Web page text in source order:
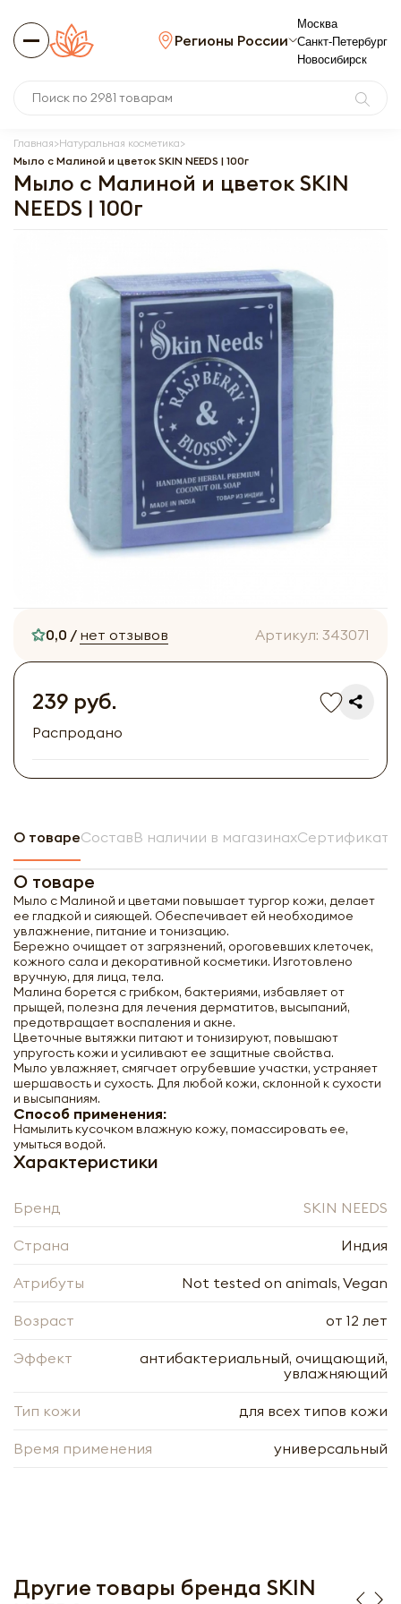
Регионы России
Москва
Санкт-Петербург
Новосибирск
Главная Натуральная косметика
Мыло с Малиной и цветок SKIN NEEDS | 100г
Мыло с Малиной и цветок SKIN
NEEDS | 100г
0,0 / нет отзывов Артикул: 343071
239 руб.
Распродано
О товареСоставВ наличии в магазинахСертификат
О товаре
Мыло с Малиной и цветами повышает тургор кожи, делает
ее гладкой и сияющей. Обеспечивает ей необходимое
увлажнение, питание и тонизацию.
Бережно очищает от загрязнений, ороговевших клеточек,
кожного сала и декоративной косметики. Изготовлено
вручную, для лица, тела.
Малина борется с грибком, бактериями, избавляет от
прыщей, полезна для лечения дерматитов, высыпаний,
предотвращает воспаления и акне.
Цветочные вытяжки питают и тонизируют, повышают
упругость кожи и усиливают ее защитные свойства.
Мыло увлажняет, смягчает огрубевшие участки, устраняет
шершавость и сухость. Для любой кожи, склонной к сухости
и высыпаниям.
Способ применения:
Намылить кусочком влажную кожу, помассировать ее,
умыться водой.
Характеристики
Бренд SKIN NEEDS
Страна Индия
Атрибуты Not tested on animals, Vegan
Возраст от 12 лет
Эффект
антибактериальный, очищающий,
увлажняющий
Тип кожи для всех типов кожи
Время применения универсальный
Другие товары бренда SKIN